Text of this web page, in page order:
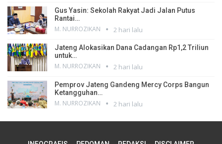
Gus Yasin: Sekolah Rakyat Jadi Jalan Putus
Rantai…
M. NURROZIKAN 2 hari lalu
Jateng Alokasikan Dana Cadangan Rp1,2 Triliun
untuk…
M. NURROZIKAN 2 hari lalu
Pemprov Jateng Gandeng Mercy Corps Bangun
Ketangguhan…
M. NURROZIKAN 2 hari lalu